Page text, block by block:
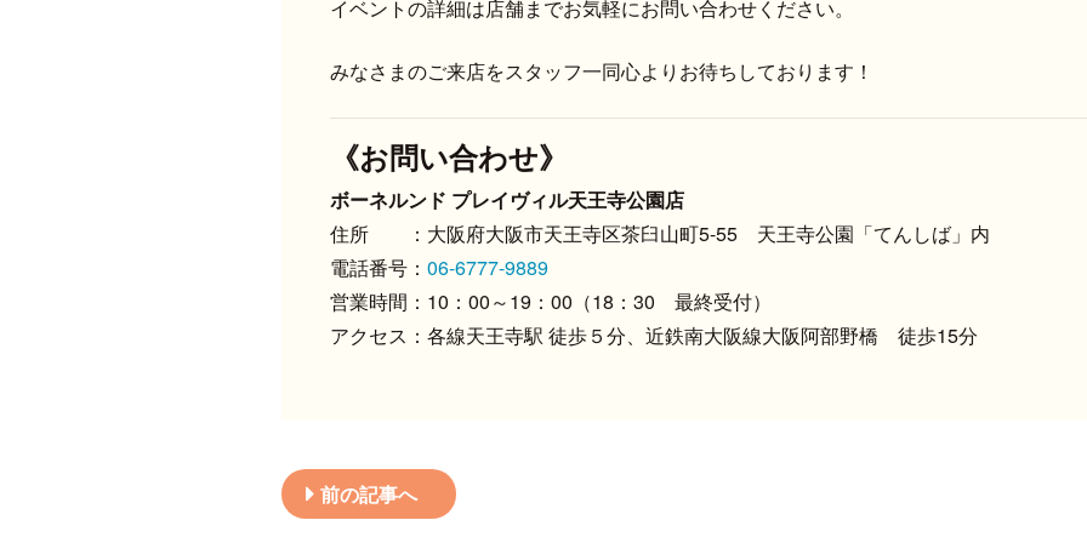
イベントの詳細は店舗までお気軽にお問い合わせください。
みなさまのご来店をスタッフ一同心よりお待ちしております！
《お問い合わせ》
ボーネルンド プレイヴィル天王寺公園店
住所 ：大阪府大阪市天王寺区茶臼山町5-55 天王寺公園「てんしば」内
電話番号： 06-6777-9889
営業時間：10：00～19：00（18：30 最終受付）
アクセス：各線天王寺駅 徒歩５分、近鉄南大阪線大阪阿部野橋 徒歩15分
前の記事へ